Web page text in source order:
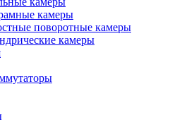
камеры
поворотные камеры
камеры